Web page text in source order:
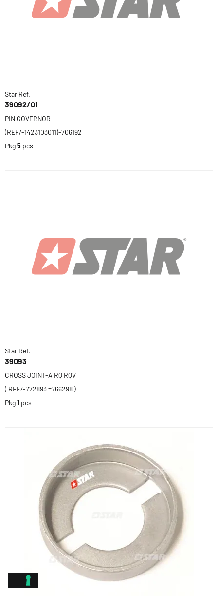
Star Ref.
39092/01
PIN GOVERNOR
(REF/-1423103011)-706192
Pkg5 pcs
Star Ref.
39093
CROSS JOINT-A RQ RQV
( REF/-772893 =766298 )
Pkg1 pcs